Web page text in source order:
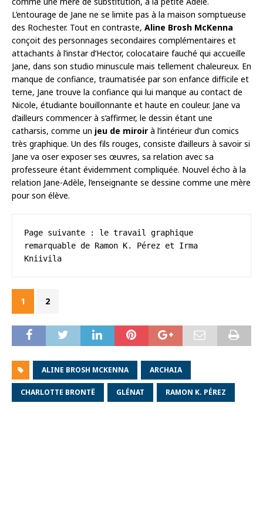
L’entourage de Jane ne se limite pas à la maison somptueuse
des Rochester. Tout en contraste, Aline Brosh McKenna
conçoit des personnages secondaires complémentaires et
attachants à l’instar d’Hector, colocataire fauché qui accueille
Jane, dans son studio minuscule mais tellement chaleureux. En
manque de confiance, traumatisée par son enfance difficile et
terne, Jane trouve la confiance qui lui manque au contact de
Nicole, étudiante bouillonnante et haute en couleur. Jane va
d’ailleurs commencer à s’affirmer, le dessin étant une
catharsis, comme un jeu de miroir à l’intérieur d’un comics
très graphique. Un des fils rouges, consiste d’ailleurs à savoir si
Jane va oser exposer ses œuvres, sa relation avec sa
professeure étant évidemment compliquée. Nouvel écho à la
relation Jane-Adèle, l’enseignante se dessine comme une mère
pour son élève.
Page suivante : le travail graphique
remarquable de Ramon K. Pérez et Irma
Kniivila
1 2
ALINE BROSH MCKENNA ARCHAIA
CHARLOTTE BRONTË GLÉNAT RAMON K. PÉREZ